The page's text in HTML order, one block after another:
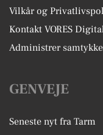
Vilkår og
Kontakt VORES
Administrer samtykke
GENVEJE
Seneste nyt fra Tarm